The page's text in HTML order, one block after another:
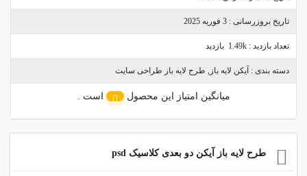
تاریخ بروزرسانی : 3 فوریه 2025
تعداد بازدید : 1.49k بازدید
دسته بندی : آیکن لایه باز , طرح لایه باز طراحی سایت
میانگین امتیاز این محصول است .
طرح لایه باز آیکن دو بعدی کلاسیک psd